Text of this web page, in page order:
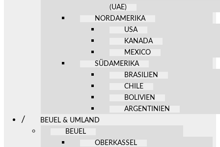
(UAE)
NORDAMERIKA
USA
KANADA
MEXICO
SÜDAMERIKA
BRASILIEN
CHILE
BOLIVIEN
ARGENTINIEN
BEUEL & UMLAND
BEUEL
OBERKASSEL